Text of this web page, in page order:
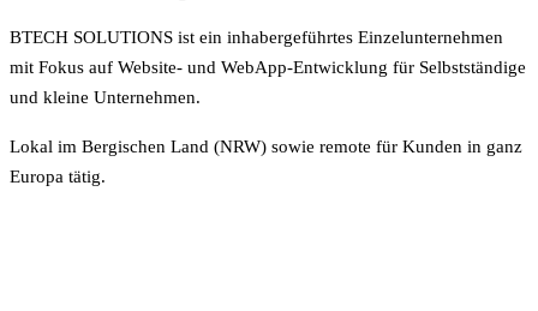
BTECH SOLUTIONS ist ein inhabergeführtes Einzelunternehmen
mit Fokus auf Website- und WebApp-Entwicklung für Selbstständige
und kleine Unternehmen.
Lokal im Bergischen Land (NRW) sowie remote für Kunden in ganz
Europa tätig.